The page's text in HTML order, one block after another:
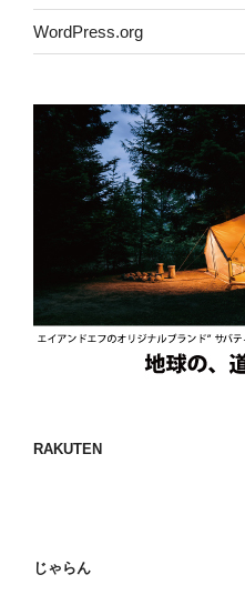
WordPress.org
RAKUTEN